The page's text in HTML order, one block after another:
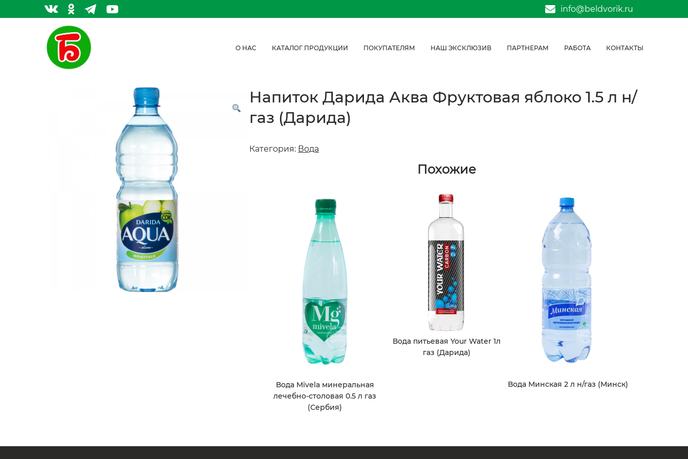
info@beldvorik.ru
О НАС КАТАЛОГ ПРОДУКЦИИ ПОКУПАТЕЛЯМ НАШ ЭКСКЛЮЗИВ ПАРТНЕРАМ РАБОТА КОНТАКТЫ
Напиток Дарида Аква Фруктовая яблоко 1.5 л н/
газ (Дарида)
Категория: Вода
Похожие
Вода Mivela минеральная
лечебно-столовая 0.5 л газ
(Сербия)
Вода питьевая Your Water 1л
газ (Дарида)
Вода Минская 2 л н/газ (Минск)